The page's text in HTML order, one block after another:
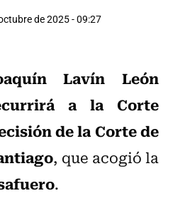
de 2025 - 09:27
Lavín León
a la Corte
de la Corte de
, que acogió la
.